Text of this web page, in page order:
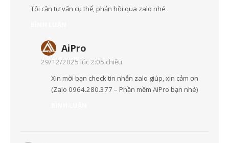
Tôi cần tư vấn cụ thể, phản hồi qua zalo nhé
AiPro
29/12/2025 lúc 2:05 chiều
Xin mời bạn check tin nhắn zalo giúp, xin cảm ơn
(Zalo 0964.280.377 – Phần mềm AiPro bạn nhé)